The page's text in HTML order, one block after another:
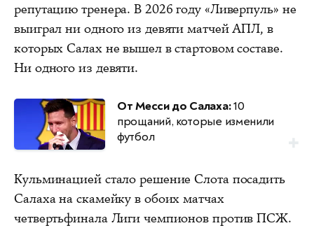
репутацию тренера. В 2026 году «Ливерпуль» не
выиграл ни одного из девяти матчей АПЛ, в
которых Салах не вышел в стартовом составе.
Ни одного из девяти.
От Месси до Салаха:10
прощаний, которые изменили
футбол
Кульминацией стало решение Слота посадить
Салаха на скамейку в обоих матчах
четвертьфинала Лиги чемпионов против ПСЖ.